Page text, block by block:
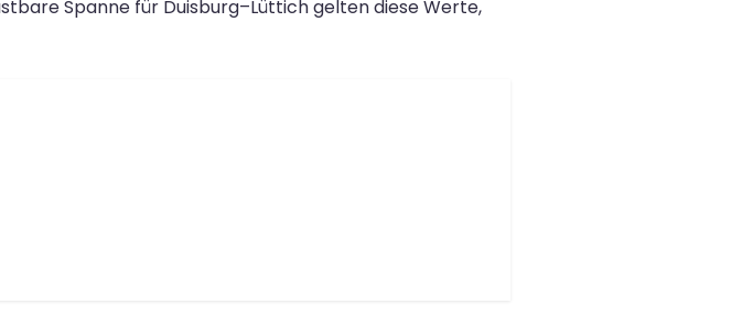
Spanne für Duisburg–Lüttich gelten diese Werte,